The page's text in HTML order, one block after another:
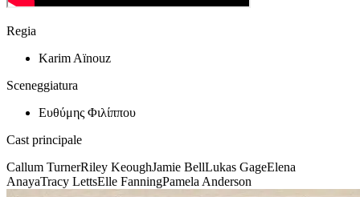
Regia
Karim Aïnouz
Sceneggiatura
Ευθύμης Φιλίππου
Cast principale
Callum TurnerRiley KeoughJamie BellLukas GageElena
AnayaTracy LettsElle FanningPamela Anderson